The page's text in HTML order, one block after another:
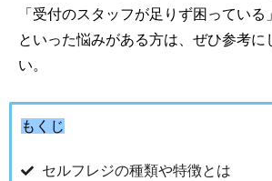
「受付のスタッフが足りず困っている」
といった悩みがある方は、ぜひ参考に
い。
もくじ
セルフレジの種類や特徴とは